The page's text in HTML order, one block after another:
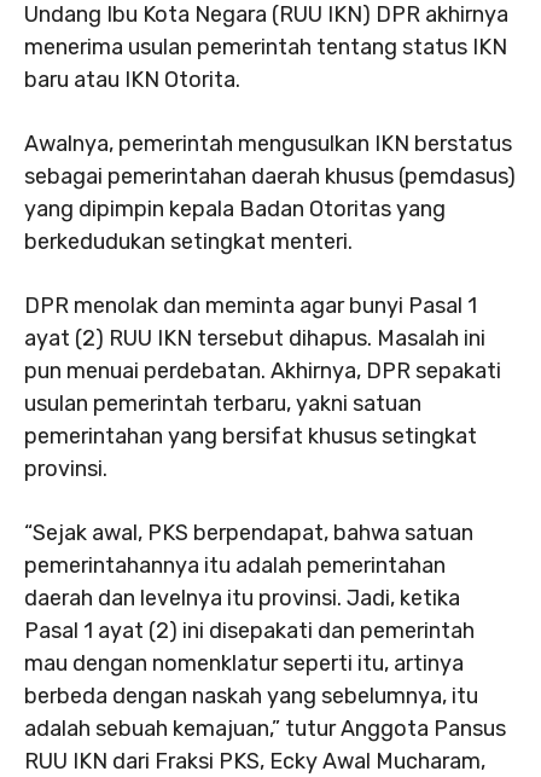
Undang Ibu Kota Negara (RUU IKN) DPR akhirnya
menerima usulan pemerintah tentang status IKN
baru atau IKN Otorita.
Awalnya, pemerintah mengusulkan IKN berstatus
sebagai pemerintahan daerah khusus (pemdasus)
yang dipimpin kepala Badan Otoritas yang
berkedudukan setingkat menteri.
DPR menolak dan meminta agar bunyi Pasal 1
ayat (2) RUU IKN tersebut dihapus. Masalah ini
pun menuai perdebatan. Akhirnya, DPR sepakati
usulan pemerintah terbaru, yakni satuan
pemerintahan yang bersifat khusus setingkat
provinsi.
“Sejak awal, PKS berpendapat, bahwa satuan
pemerintahannya itu adalah pemerintahan
daerah dan levelnya itu provinsi. Jadi, ketika
Pasal 1 ayat (2) ini disepakati dan pemerintah
mau dengan nomenklatur seperti itu, artinya
berbeda dengan naskah yang sebelumnya, itu
adalah sebuah kemajuan,” tutur Anggota Pansus
RUU IKN dari Fraksi PKS, Ecky Awal Mucharam,